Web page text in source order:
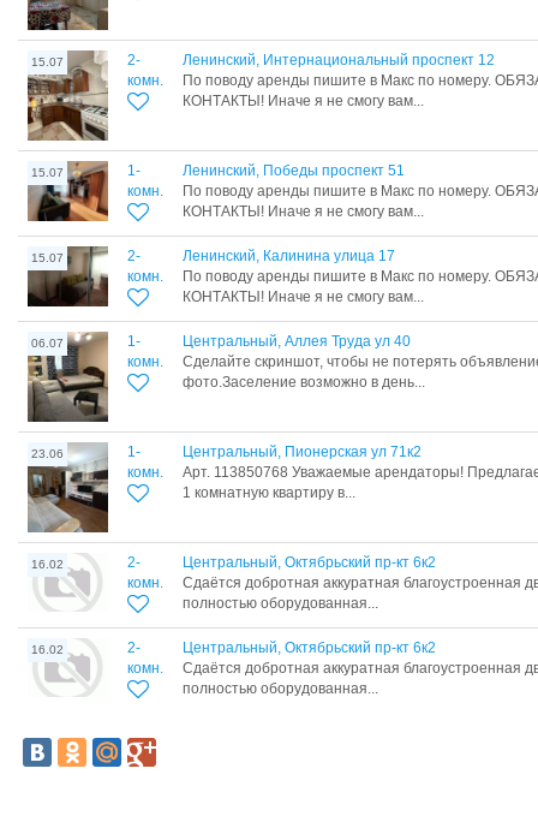
15.07
2-
комн.
Ленинский, Интернациональный проспект 12
По поводу аренды пишите в Макс по номеру.
КОНТАКТЫ! Иначе я не смогу вам...
15.07
1-
комн.
Ленинский, Победы проспект 51
По поводу аренды пишите в Макс по номеру.
КОНТАКТЫ! Иначе я не смогу вам...
15.07
2-
комн.
Ленинский, Калинина улица 17
По поводу аренды пишите в Макс по номеру.
КОНТАКТЫ! Иначе я не смогу вам...
06.07
1-
комн.
Центральный, Аллея Труда ул 40
Сделайте скриншот, чтобы не потерять
фото.Заселение возможно в день...
23.06
1-
комн.
Центральный, Пионерская ул 71к2
Арт. 113850768 Уважаемые арендаторы!
1 комнатную квартиру в...
16.02
2-
комн.
Центральный, Октябрьский пр-кт 6к2
Сдаётся добротная аккуратная благоустроенная
полностью оборудованная...
16.02
2-
комн.
Центральный, Октябрьский пр-кт 6к2
Сдаётся добротная аккуратная благоустроенная
полностью оборудованная...